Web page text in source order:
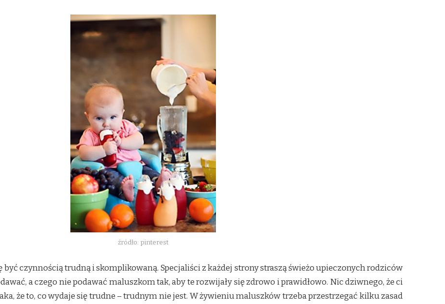
źródło: pinterest
czynnością trudną i skomplikowaną. Specjaliści z każdej strony straszą świeżo upieczonych rodziców
a czego nie podawać maluszkom tak, aby te rozwijały się zdrowo i prawidłowo. Nic dziwnego, że ci
że to, co wydaje się trudne – trudnym nie jest. W żywieniu maluszków trzeba przestrzegać kilku zasad